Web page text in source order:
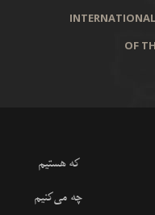
OF
که هستیم
چه می‌کنیم